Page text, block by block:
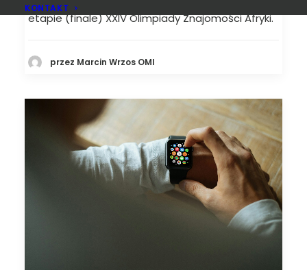
KONTAKT
etapie (finale) XXIV Olimpiady Znajomości Afryki.
przez Marcin Wrzos OMI